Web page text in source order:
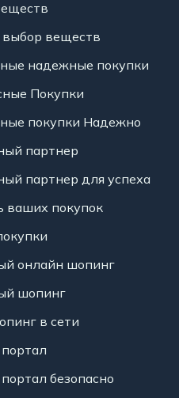
выбор веществ
надежные покупки
Покупки
покупки Надежно
партнер
партнер для успеха
ваших покупок
онлайн шопинг
шопинг
в сети
безопасно